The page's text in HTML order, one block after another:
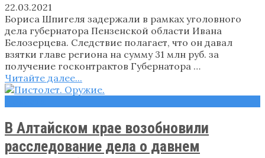
22.03.2021
Бориса Шпигеля задержали в рамках уголовного
дела губернатора Пензенской области Ивана
Белозерцева. Следствие полагает, что он давал
взятки главе региона на сумму 31 млн руб. за
получение госконтрактов Губернатора …
Читайте далее...
В Алтайском крае возобновили
расследование дела о давнем